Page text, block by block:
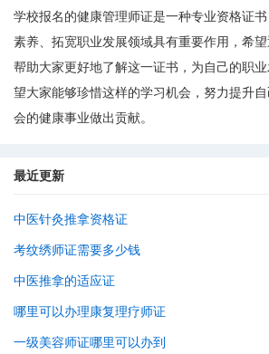
学校报名的健康管理师证是一种专业资格证
素养、拓宽职业发展领域具有重要作用，希
帮助大家更好地了解这一证书，为自己的职
望大家能够珍惜这样的学习机会，努力提升
会的健康事业做出贡献。
最近更新
中医针灸推拿资格证
考纹绣师证需要多少钱
中医推拿的适应证
哪里可以办理康复理疗师证
一级美容师证哪里可以办到